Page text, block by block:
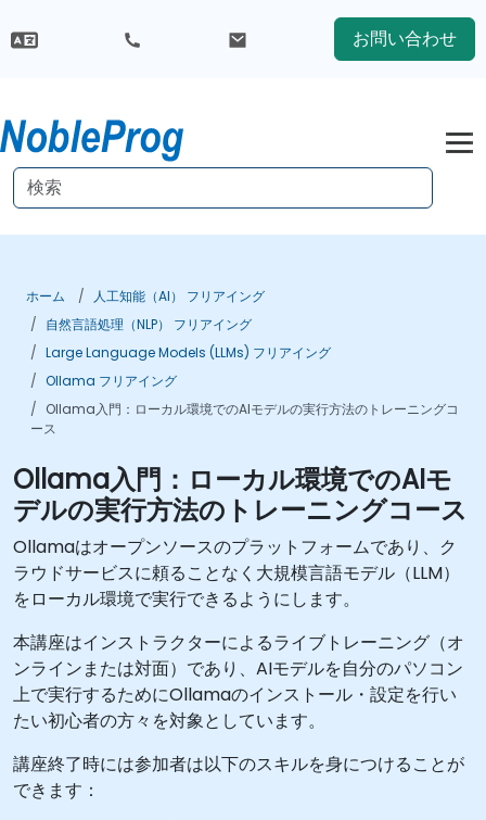
お問い合わせ
ホーム
人工知能（AI） フリアイング
自然言語処理（NLP） フリアイング
Large Language Models (LLMs) フリアイング
Ollama フリアイング
Ollama入門：ローカル環境でのAIモデルの実行方法のトレーニングコ
ース
Ollama入門：ローカル環境でのAIモ
デルの実行方法のトレーニングコース
Ollamaはオープンソースのプラットフォームであり、ク
ラウドサービスに頼ることなく大規模言語モデル（LLM）
をローカル環境で実行できるようにします。
本講座はインストラクターによるライブトレーニング（オ
ンラインまたは対面）であり、AIモデルを自分のパソコン
上で実行するためにOllamaのインストール・設定を行い
たい初心者の方々を対象としています。
講座終了時には参加者は以下のスキルを身につけることが
できます：